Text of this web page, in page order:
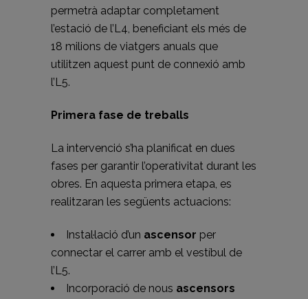
permetrà adaptar completament
l’estació de l’L4, beneficiant els més de
18 milions de viatgers anuals que
utilitzen aquest punt de connexió amb
l’L5.
Primera fase de treballs
La intervenció s’ha planificat en dues
fases per garantir l’operativitat durant les
obres. En aquesta primera etapa, es
realitzaran les següents actuacions:
Instal·lació d’un ascensor per
connectar el carrer amb el vestíbul de
l’L5.
Incorporació de nous ascensors